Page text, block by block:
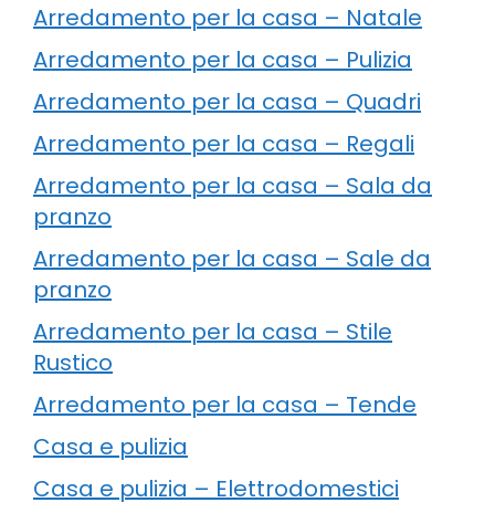
Arredamento per la casa – Natale
Arredamento per la casa – Pulizia
Arredamento per la casa – Quadri
Arredamento per la casa – Regali
Arredamento per la casa – Sala da
pranzo
Arredamento per la casa – Sale da
pranzo
Arredamento per la casa – Stile
Rustico
Arredamento per la casa – Tende
Casa e pulizia
Casa e pulizia – Elettrodomestici